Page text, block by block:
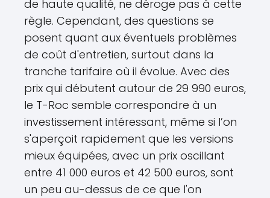
de haute qualité, ne déroge pas à cette
règle. Cependant, des questions se
posent quant aux éventuels problèmes
de coût d'entretien, surtout dans la
tranche tarifaire où il évolue. Avec des
prix qui débutent autour de 29 990 euros,
le T-Roc semble correspondre à un
investissement intéressant, même si l’on
s'aperçoit rapidement que les versions
mieux équipées, avec un prix oscillant
entre 41 000 euros et 42 500 euros, sont
un peu au-dessus de ce que l'on